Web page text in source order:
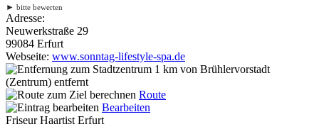
► bitte bewerten
Adresse:
Neuwerkstraße 29
99084 Erfurt
Webseite: www.sonntag-lifestyle-spa.de
1 km von Brühlervorstadt
(Zentrum) entfernt
Route
Bearbeiten
Friseur Haartist Erfurt